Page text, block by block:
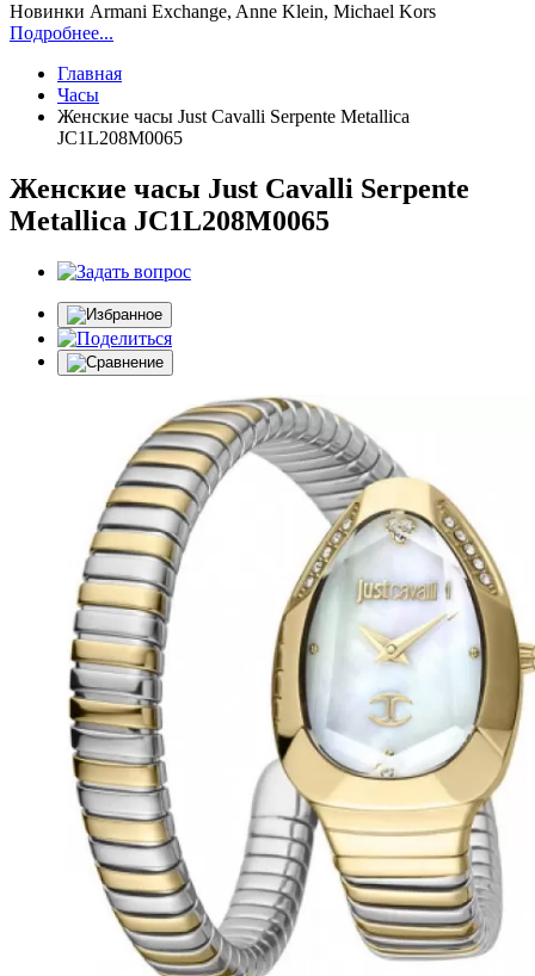
Новинки Armani Exchange, Anne Klein, Michael Kors
Подробнее...
Главная
Часы
Женские часы Just Cavalli Serpente Metallica
JC1L208M0065
Женские часы Just Cavalli Serpente
Metallica JC1L208M0065